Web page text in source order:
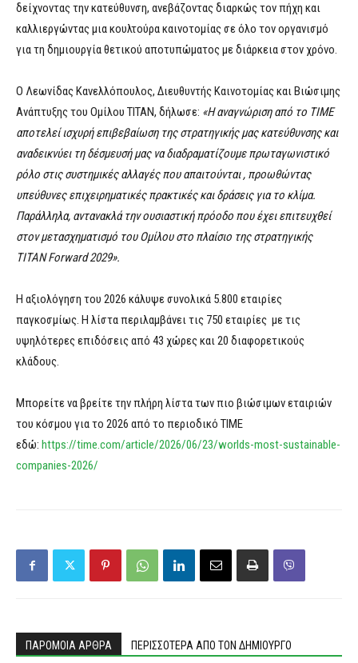
δείχνοντας την κατεύθυνση, ανεβάζοντας διαρκώς τον πήχη και
καλλιεργώντας μια κουλτούρα καινοτομίας σε όλο τον οργανισμό
για τη δημιουργία θετικού αποτυπώματος με διάρκεια στον χρόνο.
Ο Λεωνίδας Κανελλόπουλος, Διευθυντής Καινοτομίας και Βιώσιμης
Ανάπτυξης του Ομίλου TITAN, δήλωσε: «Η αναγνώριση από το TIME
αποτελεί ισχυρή επιβεβαίωση της στρατηγικής μας κατεύθυνσης και
αναδεικνύει τη δέσμευσή μας να διαδραματίζουμε πρωταγωνιστικό
ρόλο στις συστημικές αλλαγές που απαιτούνται , προωθώντας
υπεύθυνες επιχειρηματικές πρακτικές και δράσεις για το κλίμα.
Παράλληλα, αντανακλά την ουσιαστική πρόοδο που έχει επιτευχθεί
στον μετασχηματισμό του Ομίλου στο πλαίσιο της στρατηγικής
TITAN Forward 2029».
Η αξιολόγηση του 2026 κάλυψε συνολικά 5.800 εταιρίες
παγκοσμίως. Η λίστα περιλαμβάνει τις 750 εταιρίες με τις
υψηλότερες επιδόσεις από 43 χώρες και 20 διαφορετικούς
κλάδους.
Μπορείτε να βρείτε την πλήρη λίστα των πιο βιώσιμων εταιριών
του κόσμου για το 2026 από το περιοδικό TIME
εδώ: https://time.com/article/2026/06/23/worlds-most-sustainable-
companies-2026/
ΠΑΡΟΜΟΙΑ ΑΡΘΡΑ ΠΕΡΙΣΣΟΤΕΡΑ ΑΠΟ ΤΟΝ ΔΗΜΙΟΥΡΓΟ